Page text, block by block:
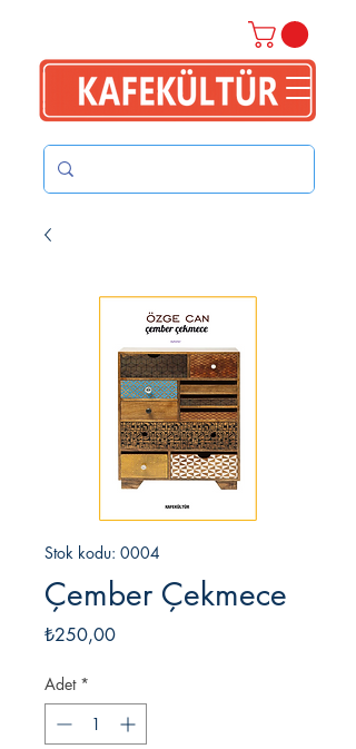
Stok kodu: 0004
Çember Çekmece
₺250,00Fiyat
Adet *